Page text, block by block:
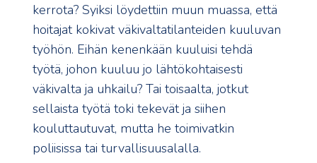
kerrota? Syiksi löydettiin muun muassa, että
hoitajat kokivat väkivaltatilanteiden kuuluvan
työhön. Eihän kenenkään kuuluisi tehdä
työtä, johon kuuluu jo lähtökohtaisesti
väkivalta ja uhkailu? Tai toisaalta, jotkut
sellaista työtä toki tekevät ja siihen
kouluttautuvat, mutta he toimivatkin
poliisissa tai turvallisuusalalla.